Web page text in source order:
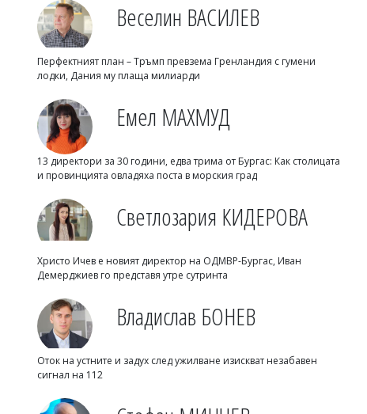
Веселин ВАСИЛЕВ
Перфектният план – Тръмп превзема Гренландия с гумени
лодки, Дания му плаща милиарди
Емел МАХМУД
13 директори за 30 години, едва трима от Бургас: Как столицата
и провинцията овладяха поста в морския град
Светлозария КИДЕРОВА
Христо Ичев е новият директор на ОДМВР-Бургас, Иван
Демерджиев го представя утре сутринта
Владислав БОНЕВ
Оток на устните и задух след ужилване изискват незабавен
сигнал на 112